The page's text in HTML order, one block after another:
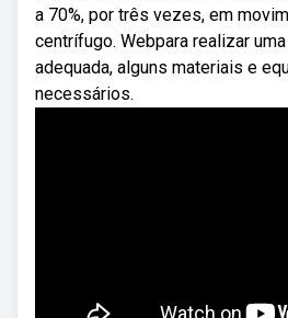
a 70%, por três vezes, em
centrífugo. Webpara realizar
adequada, alguns materiais e
necessários.